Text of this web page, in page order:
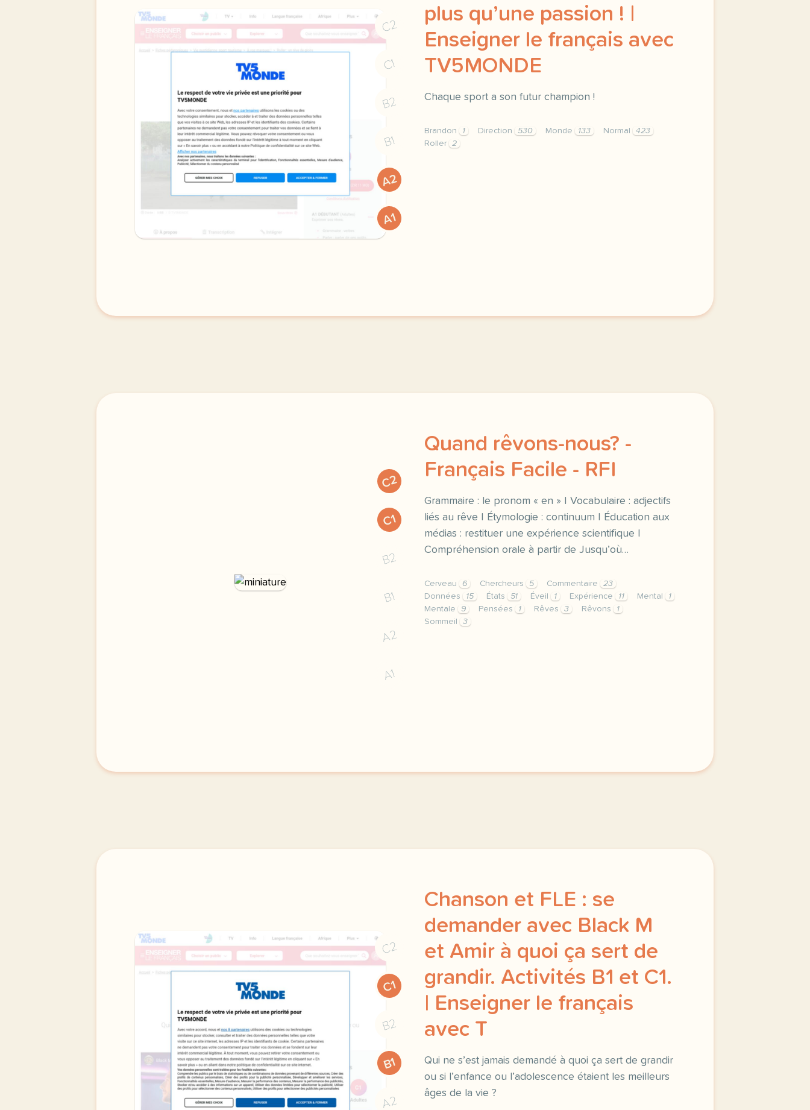
C2
C1
B2
B1
A2
A1
plus qu’une passion ! |
Enseigner le français avec
TV5MONDE
Chaque sport a son futur champion !
Brandon 1 Direction 530 Monde 133 Normal
423
Roller
2
C2
C1
B2
B1
A2
A1
Quand rêvons-nous? -
Français Facile - RFI
Grammaire : le pronom « en » | Vocabulaire : adjectifs
liés au rêve | Étymologie : continuum | Éducation aux
médias : restituer une expérience scientifique |
Compréhension orale à partir de Jusqu’où…
Cerveau 6 Chercheurs 5 Commentaire
23
Données
15 États 51 Éveil 1 Expérience 11 Mental
1
Mentale
9 Pensées 1 Rêves 3 Rêvons
1
Sommeil
3
C2
C1
B2
B1
A2
Chanson et FLE : se
demander avec Black M
et Amir à quoi ça sert de
grandir. Activités B1 et C1.
| Enseigner le français
avec T
Qui ne s’est jamais demandé à quoi ça sert de grandir
ou si l’enfance ou l’adolescence étaient les meilleurs
âges de la vie ?